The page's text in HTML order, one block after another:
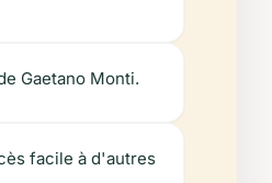
Gaetano Monti.
facile à d'autres